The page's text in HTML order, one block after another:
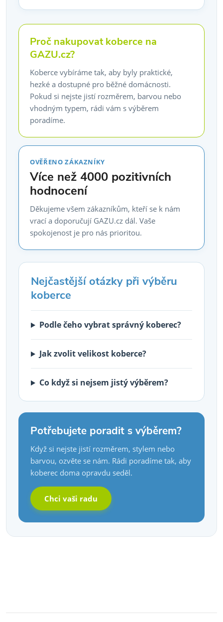
Proč nakupovat koberce na
GAZU.cz?
Koberce vybíráme tak, aby byly praktické,
hezké a dostupné pro běžné domácnosti.
Pokud si nejste jistí rozměrem, barvou nebo
vhodným typem, rádi vám s výběrem
poradíme.
OVĚŘENO ZÁKAZNÍKY
Více než 4000 pozitivních
hodnocení
Děkujeme všem zákazníkům, kteří se k nám
vrací a doporučují GAZU.cz dál. Vaše
spokojenost je pro nás prioritou.
Nejčastější otázky při výběru
koberce
Podle čeho vybrat správný koberec?
Jak zvolit velikost koberce?
Co když si nejsem jistý výběrem?
Potřebujete poradit s výběrem?
Když si nejste jistí rozměrem, stylem nebo
barvou, ozvěte se nám. Rádi poradíme tak, aby
koberec doma opravdu seděl.
Chci vaši radu